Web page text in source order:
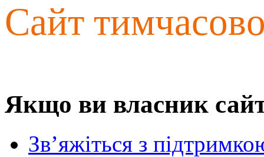
Сайт
Якщо ви власник
Зв’яжіться з